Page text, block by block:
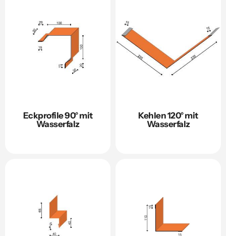
Eckprofile 90° mit
Wasserfalz
Kehlen 120° mit
Wasserfalz